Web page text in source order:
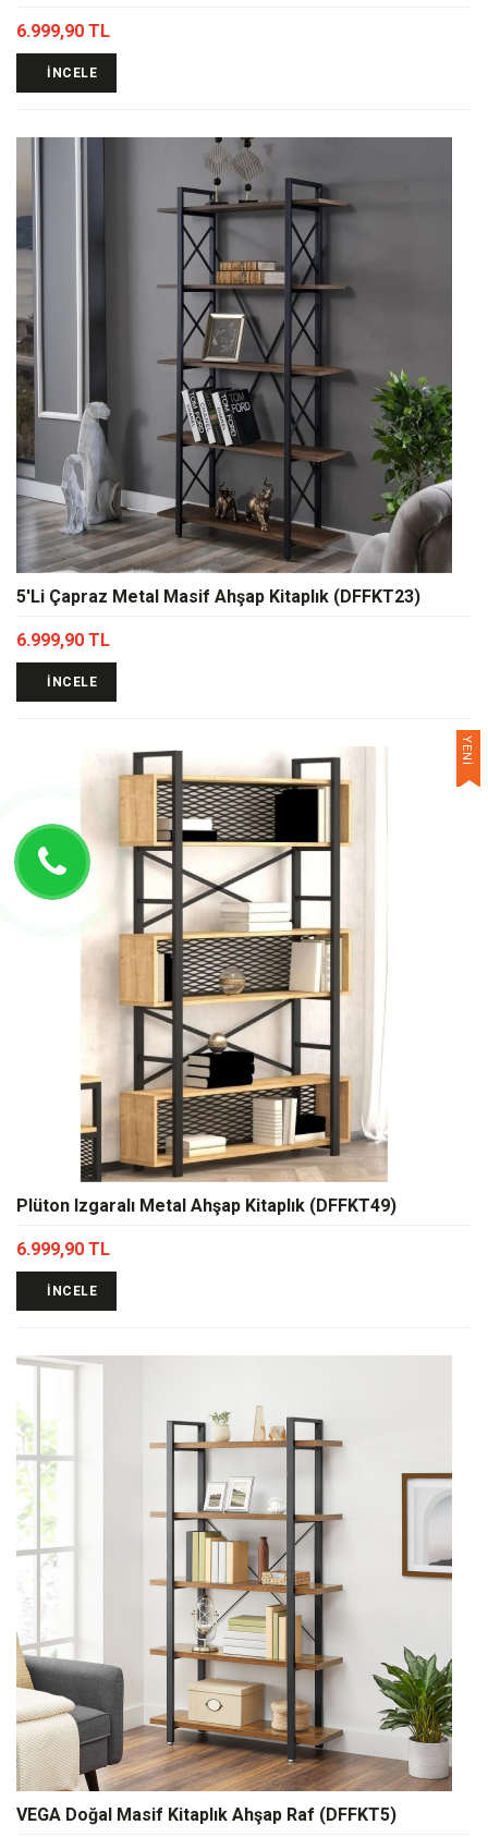
6.999,90 TL
İNCELE
5'Li Çapraz Metal Masif Ahşap Kitaplık (DFFKT23)
6.999,90 TL
İNCELE
YENİ
Plüton Izgaralı Metal Ahşap Kitaplık (DFFKT49)
6.999,90 TL
İNCELE
VEGA Doğal Masif Kitaplık Ahşap Raf (DFFKT5)